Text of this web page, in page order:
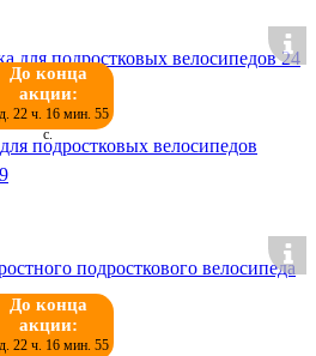
До конца
акции:
22 ч. 16 мин. 55
с.
подростковых велосипедов
До конца
акции:
22 ч. 16 мин. 55